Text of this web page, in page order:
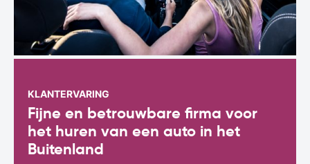
KLANTERVARING
Fijne en betrouwbare firma voor
het huren van een auto in het
Buitenland